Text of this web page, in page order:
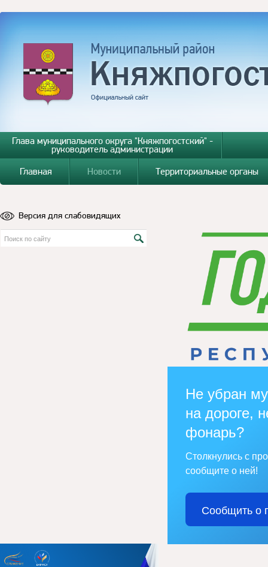
Глава муниципального округа "Княжпогостский" -
руководитель администрации
Главная
Новости Территориальные органы
Версия для слабовидящих
Не убран
на дороге,
фонарь?
Столкнулись с
сообщите о ней!
Сообщить о